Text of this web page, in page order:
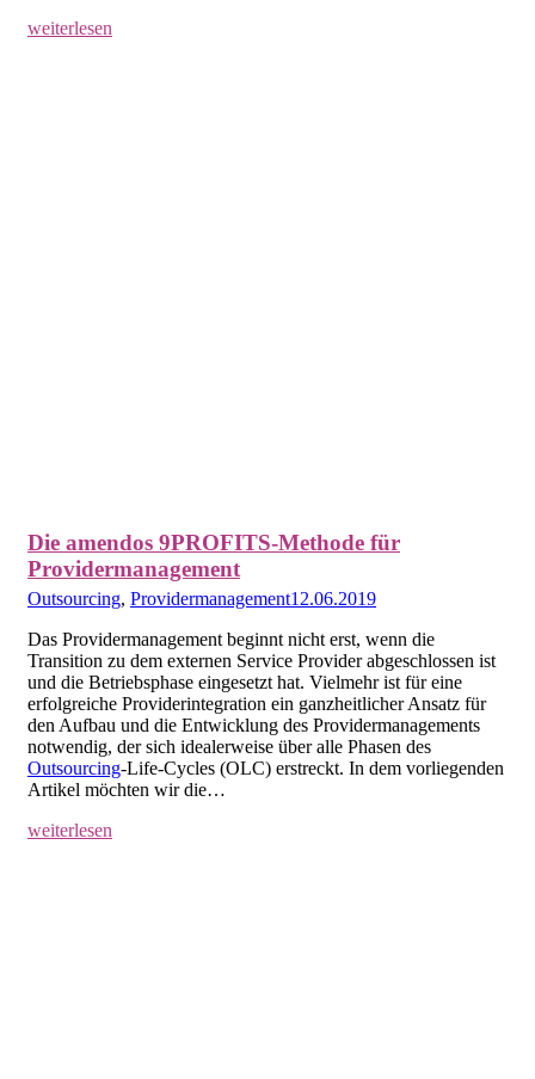
weiterlesen
Die amendos 9PROFITS-Methode für
Providermanagement
Outsourcing, Providermanagement12.06.2019
Das Providermanagement beginnt nicht erst, wenn die
Transition zu dem externen Service Provider abgeschlossen ist
und die Betriebsphase eingesetzt hat. Vielmehr ist für eine
erfolgreiche Providerintegration ein ganzheitlicher Ansatz für
den Aufbau und die Entwicklung des Providermanagements
notwendig, der sich idealerweise über alle Phasen des
Outsourcing-Life-Cycles (OLC) erstreckt. In dem vorliegenden
Artikel möchten wir die…
weiterlesen